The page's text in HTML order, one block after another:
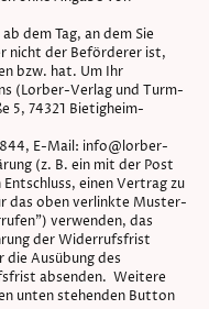
dem Tag, an dem Sie
nicht der Beförderer ist,
bzw. hat. Um Ihr
(Lorber-Verlag und Turm-
5, 74321 Bietigheim-
E-Mail: info@lorber-
(z. B. ein mit der Post
einen Vertrag zu
das oben verlinkte Muster-
verwenden, das
der Widerrufsfrist
die Ausübung des
absenden. Weitere
unten stehenden Button